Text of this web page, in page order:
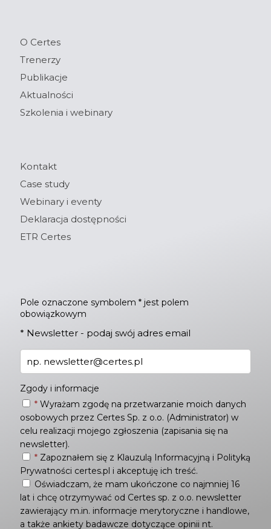
O Certes
Trenerzy
Publikacje
Aktualności
Szkolenia i webinary
Kontakt
Case study
Webinary i eventy
Deklaracja dostępności
ETR Certes
Pole oznaczone symbolem * jest polem
obowiązkowym
* Newsletter - podaj swój adres email
Zgody i informacje
* Wyrażam zgodę na przetwarzanie moich danych
osobowych przez Certes Sp. z o.o. (Administrator) w
celu realizacji mojego zgłoszenia (zapisania się na
newsletter).
* Zapoznałem się z Klauzulą Informacyjną i Polityką
Prywatności certes.pl i akceptuję ich treść.
Oświadczam, że mam ukończone co najmniej 16
lat i chcę otrzymywać od Certes sp. z o.o. newsletter
zawierający m.in. informacje merytoryczne i handlowe,
a także ankiety badawcze dotyczące opinii nt.